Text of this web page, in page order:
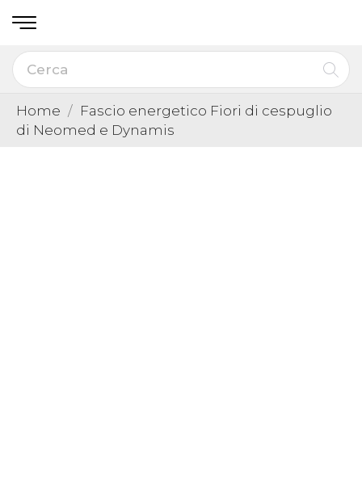
Home
Fascio energetico Fiori di cespuglio
di Neomed e Dynamis